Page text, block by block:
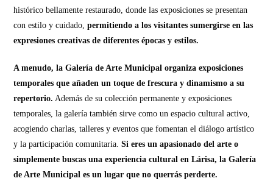
histórico bellamente restaurado, donde las exposiciones se presentan
con estilo y cuidado,permitiendo a los visitantes sumergirse en las
expresiones creativas de diferentes épocas y estilos.
A menudo, la Galería de Arte Municipal organiza exposiciones
temporales que añaden un toque de frescura y dinamismo a su
repertorio. Además de su colección permanente y exposiciones
temporales, la galería también sirve como un espacio cultural activo,
acogiendo charlas, talleres y eventos que fomentan el diálogo artístico
y la participación comunitaria. Si eres un apasionado del arte o
simplemente buscas una experiencia cultural en Lárisa, la Galería
de Arte Municipal es un lugar que no querrás perderte.